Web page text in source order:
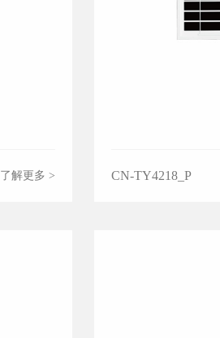
了解更多 > CN-TY4218_P